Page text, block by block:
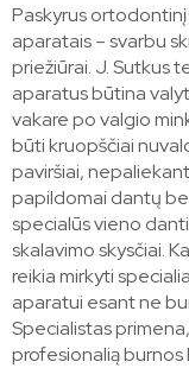
Paskyrus ortodontinį
aparatais – svarbu
priežiūrai. J. Sutkus
aparatus būtina
vakare po valgio
būti kruopščiai
paviršiai,
papildomai dantų
specialūs vieno
skalavimo skysčiai.
reikia mirkyti
aparatui esant ne
Specialistas
profesionalią burnos